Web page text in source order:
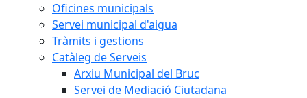
Oficines municipals
Servei municipal d'aigua
Tràmits i gestions
Catàleg de Serveis
Arxiu Municipal del Bruc
Servei de Mediació Ciutadana